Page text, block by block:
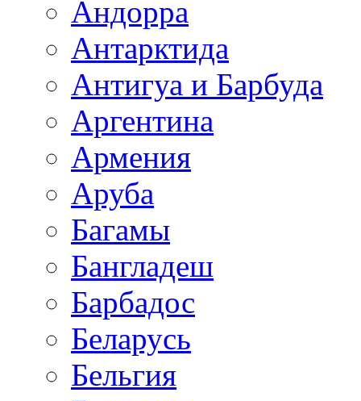
Андорра
Антарктида
Антигуа и Барбуда
Аргентина
Армения
Аруба
Багамы
Бангладеш
Барбадос
Беларусь
Бельгия